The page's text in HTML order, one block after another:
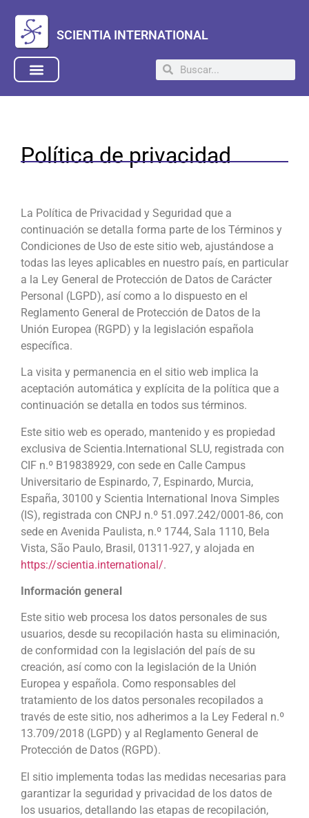
SCIENTIA INTERNATIONAL
Política de privacidad
La Política de Privacidad y Seguridad que a
continuación se detalla forma parte de los Términos y
Condiciones de Uso de este sitio web, ajustándose a
todas las leyes aplicables en nuestro país, en particular
a la Ley General de Protección de Datos de Carácter
Personal (LGPD), así como a lo dispuesto en el
Reglamento General de Protección de Datos de la
Unión Europea (RGPD) y la legislación española
específica.
La visita y permanencia en el sitio web implica la
aceptación automática y explícita de la política que a
continuación se detalla en todos sus términos.
Este sitio web es operado, mantenido y es propiedad
exclusiva de Scientia.International SLU, registrada con
CIF n.º B19838929, con sede en Calle Campus
Universitario de Espinardo, 7, Espinardo, Murcia,
España, 30100 y Scientia International Inova Simples
(IS), registrada con CNPJ n.º 51.097.242/0001-86, con
sede en Avenida Paulista, n.º 1744, Sala 1110, Bela
Vista, São Paulo, Brasil, 01311-927, y alojada en
https://scientia.international/.
Información general
Este sitio web procesa los datos personales de sus
usuarios, desde su recopilación hasta su eliminación,
de conformidad con la legislación del país de su
creación, así como con la legislación de la Unión
Europea y española. Como responsables del
tratamiento de los datos personales recopilados a
través de este sitio, nos adherimos a la Ley Federal n.º
13.709/2018 (LGPD) y al Reglamento General de
Protección de Datos (RGPD).
El sitio implementa todas las medidas necesarias para
garantizar la seguridad y privacidad de los datos de
los usuarios, detallando las etapas de recopilación,